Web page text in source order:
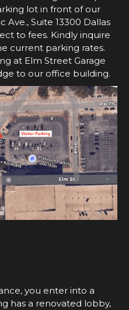
lot in front of our
Ave., Suite 13300 Dallas
to fees. Kindly inquire
current parking rates.
at Elm Street Garage
to our office building.
you enter into a
has a renovated lobby,